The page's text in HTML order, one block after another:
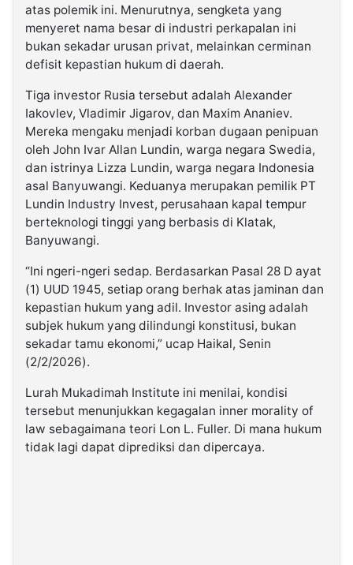
atas polemik ini. Menurutnya, sengketa yang
menyeret nama besar di industri perkapalan ini
bukan sekadar urusan privat, melainkan cerminan
defisit kepastian hukum di daerah.
Tiga investor Rusia tersebut adalah Alexander
Iakovlev, Vladimir Jigarov, dan Maxim Ananiev.
Mereka mengaku menjadi korban dugaan penipuan
oleh John Ivar Allan Lundin, warga negara Swedia,
dan istrinya Lizza Lundin, warga negara Indonesia
asal Banyuwangi. Keduanya merupakan pemilik PT
Lundin Industry Invest, perusahaan kapal tempur
berteknologi tinggi yang berbasis di Klatak,
Banyuwangi.
“Ini ngeri-ngeri sedap. Berdasarkan Pasal 28 D ayat
(1) UUD 1945, setiap orang berhak atas jaminan dan
kepastian hukum yang adil. Investor asing adalah
subjek hukum yang dilindungi konstitusi, bukan
sekadar tamu ekonomi,” ucap Haikal, Senin
(2/2/2026).
Lurah Mukadimah Institute ini menilai, kondisi
tersebut menunjukkan kegagalan inner morality of
law sebagaimana teori Lon L. Fuller. Di mana hukum
tidak lagi dapat diprediksi dan dipercaya.